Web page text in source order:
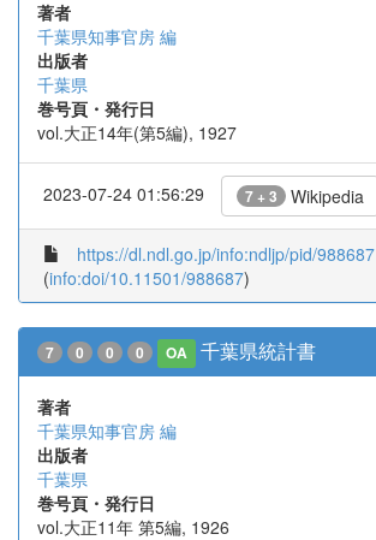
著者
千葉県知事官房 編
出版者
千葉県
巻号頁・発行日
vol.大正14年(第5編), 1927
2023-07-24 01:56:29 7 + 3 Wikipedia
https://dl.ndl.go.jp/info:ndljp/pid/988687
(info:doi/10.11501/988687)
7 0 0 0 OA 千葉県統計書
著者
千葉県知事官房 編
出版者
千葉県
巻号頁・発行日
vol.大正11年 第5編, 1926